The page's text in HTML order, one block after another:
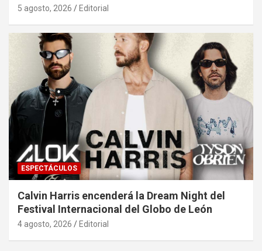
5 agosto, 2026 Editorial
ESPECTÁCULOS
Calvin Harris encenderá la Dream Night del
Festival Internacional del Globo de León
4 agosto, 2026 Editorial